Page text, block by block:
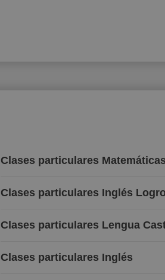
Clases particulares
Clases particulares Inglés
Clases particulares Lengua
Clases particulares Inglés